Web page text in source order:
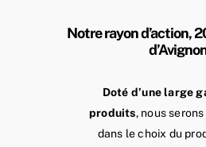
Notre rayon d’action,
Doté d’une large
produits, nous
dans le choix du